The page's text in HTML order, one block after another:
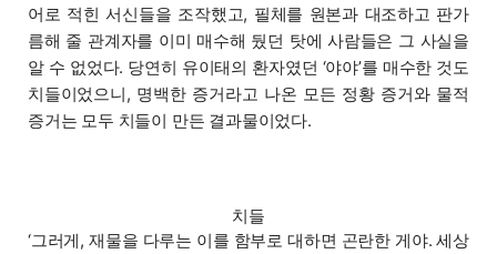
어로 적힌 서신들을 조작했고, 필체를 원본과 대조하고 판가
름해 줄 관계자를 이미 매수해 뒀던 탓에 사람들은 그 사실을
알 수 없었다. 당연히 유이태의 환자였던 ‘야야’를 매수한 것도
치들이었으니, 명백한 증거라고 나온 모든 정황 증거와 물적
증거는 모두 치들이 만든 결과물이었다.
치들
‘그러게, 재물을 다루는 이를 함부로 대하면 곤란한 게야. 세상